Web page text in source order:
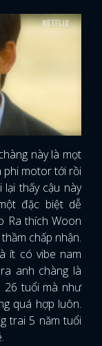
này là mọt
phi motor tới rồi
thấy cậu này
đặc biệt dễ
Ra thích Woon
chấp nhận.
ít có vibe nam
anh chàng là
26 tuổi mà như
quá hợp luôn.
trai 5 năm tuổi